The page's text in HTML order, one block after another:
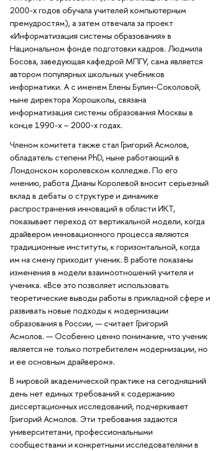
2000-х годов обучала учителей компьютерным
премудростям), а затем отвечала за проект
«Информатизация системы образования» в
Национальном фонде подготовки кадров. Людмила
Босова, заведующая кафедрой МПГУ, сама является
автором популярных школьных учебников
информатики. А с именем Елены Булин-Соколовой,
ныне директора Хорошколы, связана
информатизация системы образования Москвы в
конце 1990-х – 2000-х годах.
Членом комитета также стал Григорий Асмолов,
обладатель степени PhD, ныне работающий в
Лондонском королевском колледже. По его
мнению, работа Дианы Королевой вносит серьезный
вклад в дебаты о структуре и динамике
распространения инноваций в области ИКТ,
показывает переход от вертикальной модели, когда
драйвером инновационного процесса являются
традиционные институты, к горизонтальной, когда
им на смену приходит ученик. В работе показаны
изменения в модели взаимоотношений учителя и
ученика. «Все это позволяет использовать
теоретические выводы работы в прикладной сфере и
развивать новые подходы к модернизации
образования в России, — считает Григорий
Асмолов. — Особенно ценно понимание, что ученик
является не только потребителем модернизации, но
и ее основным драйвером».
В мировой академической практике на сегодняшний
день нет единых требований к содержанию
диссертационных исследований, подчеркивает
Григорий Асмолов. Эти требования задаются
университетами, профессиональными
сообществами и конкретными исследователями в